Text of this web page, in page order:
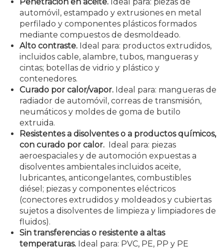
automóvil, estampado y extrusiones en metal
perfilado y componentes plásticos formados
mediante compuestos de desmoldeado.
Alto contraste. Ideal para: productos extrudidos,
incluidos cable, alambre, tubos, mangueras y
cintas; botellas de vidrio y plástico y
contenedores.
Curado por calor/vapor. Ideal para: mangueras de
radiador de automóvil, correas de transmisión,
neumáticos y moldes de goma de butilo
extruida.
Resistentes a disolventes o a productos químicos,
con curado por calor. Ideal para: piezas
aeroespaciales y de automoción expuestas a
disolventes ambientales incluidos aceite,
lubricantes, anticongelantes, combustibles
diésel; piezas y componentes eléctricos
(conectores extrudidos y moldeados y cubiertas
sujetos a disolventes de limpieza y limpiadores de
fluidos).
Sin transferencias o resistente a altas
temperaturas. Ideal para: PVC, PE, PP y PE